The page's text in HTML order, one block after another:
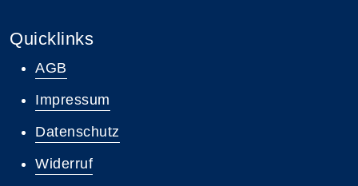
Quicklinks
AGB
Impressum
Datenschutz
Widerruf